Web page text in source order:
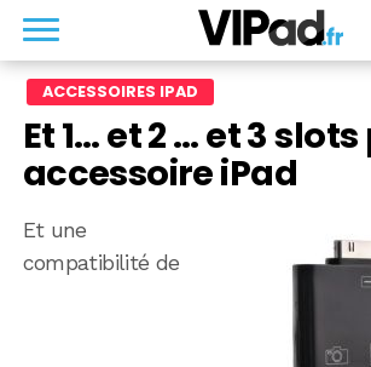
ACCESSOIRES IPAD
Et 1… et 2 … et 3
accessoire iPad
Et une
compatibilité de